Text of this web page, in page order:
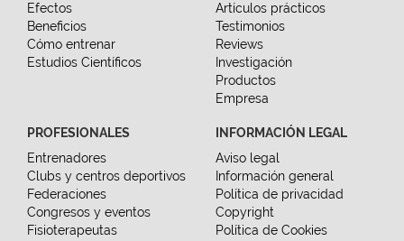
Efectos
Beneficios
Cómo entrenar
Estudios Científicos
Artículos prácticos
Testimonios
Reviews
Investigación
Productos
Empresa
PROFESIONALES
Entrenadores
Clubs y centros deportivos
Federaciones
Congresos y eventos
Fisioterapeutas
INFORMACIÓN LEGAL
Aviso legal
Información general
Política de privacidad
Copyright
Política de Cookies